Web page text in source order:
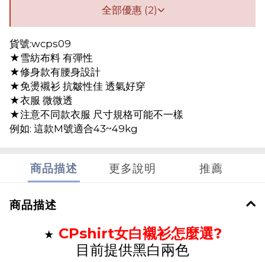
全部優惠 (2)
貨號:wcps09
★雪紡布料 有彈性
★修身款有腰身設計
★免燙襯衫 抗皺性佳 透氣好穿
★衣服 微微透
★注意不同款衣服 尺寸規格可能不一樣
例如: 這款M號適合43~49kg
商品描述 更多說明 推薦
商品描述
★ CPshirt女白襯衫怎麼選?
目前提供黑白兩色